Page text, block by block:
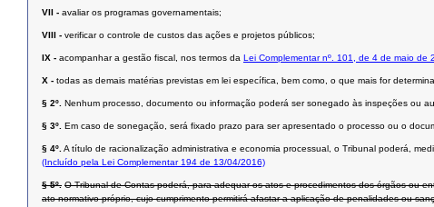
VII - avaliar os programas governamentais;
VIII - verificar o controle de custos das ações e projetos públicos;
IX - acompanhar a gestão fiscal, nos termos da Lei Complementar nº. 101, de 4 de maio de
X - todas as demais matérias previstas em lei específica, bem como, o que mais for
§ 2º. Nenhum processo, documento ou informação poderá ser sonegado às inspeções ou
§ 3º. Em caso de sonegação, será fixado prazo para ser apresentado o processo ou o
§ 4º.A título de racionalização administrativa e economia processual, o Tribunal poderá,
(Incluído pela Lei Complementar 194 de 13/04/2016)
§ 5º. O Tribunal de Contas poderá, para adequar os atos e procedimentos dos órgãos ou
ato normativo próprio, cujo cumprimento permitirá afastar a aplicação de penalidades ou